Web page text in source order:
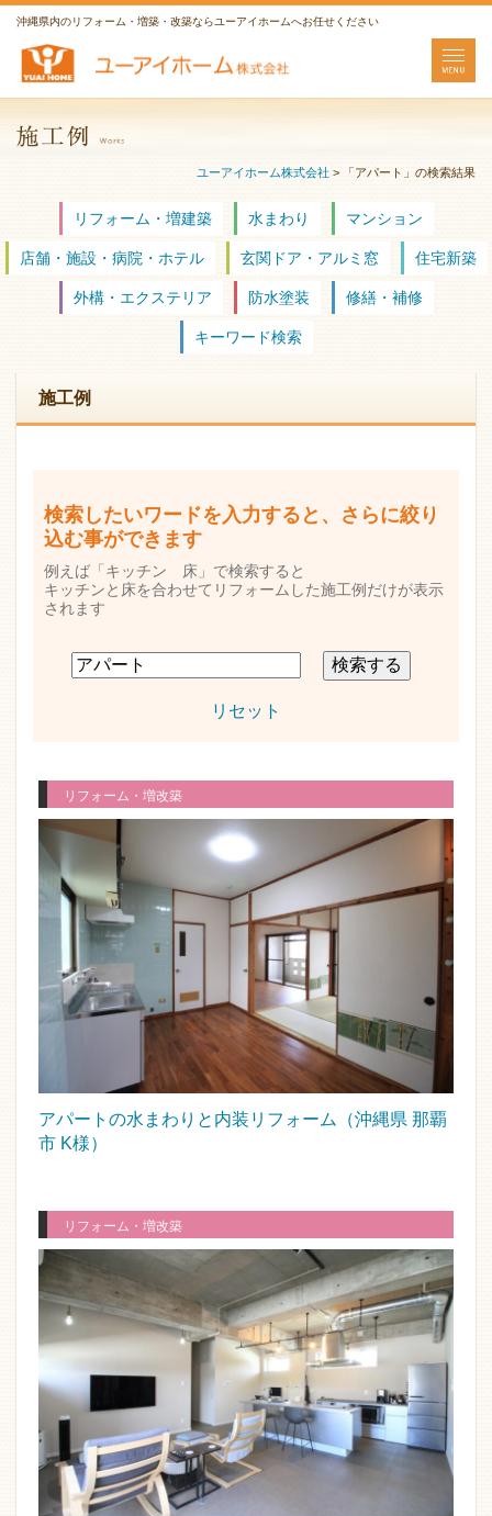
沖縄県内のリフォーム・増築・改築ならユーアイホームへお任せください
ユーアイホーム株式会社 > 「アパート」の検索結果
リフォーム・増建築 水まわり マンション
店舗・施設・病院・ホテル 玄関ドア・アルミ窓 住宅新築
外構・エクステリア 防水塗装 修繕・補修
キーワード検索
施工例
検索したいワードを入力すると、さらに絞り
込む事ができます
例えば「キッチン 床」で検索すると
キッチンと床を合わせてリフォームした施工例だけが表示
されます
リセット
リフォーム・増改築
アパートの水まわりと内装リフォーム（沖縄県 那覇
市 K様）
リフォーム・増改築